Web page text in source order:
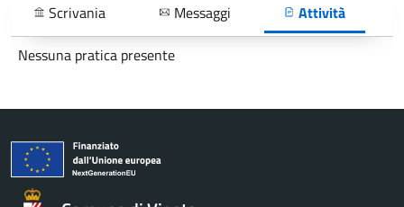
Scrivania Messaggi
Attività
Nessuna pratica presente